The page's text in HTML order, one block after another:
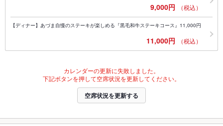
9,000円 （税込）
【ディナー】あづま自慢のステーキが楽しめる『黒毛和牛ステーキコース』11,000円
11,000円 （税込）
カレンダーの更新に失敗しました。
下記ボタンを押して空席状況を更新してください。
空席状況を更新する